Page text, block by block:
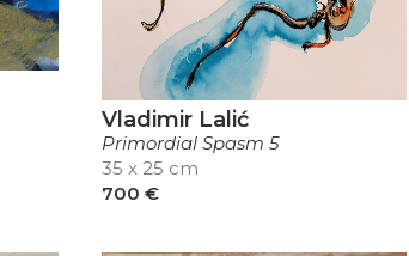
Vladimir Lalić
Primordial Spasm 5
35 x 25 cm
700 €